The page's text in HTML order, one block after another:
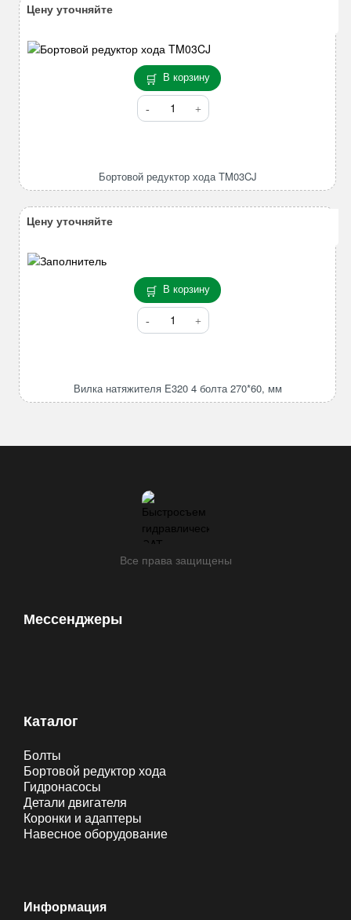
В корзину
Количество
товара
TM03CJ
Бортовой редуктор хода TM03CJ
Цену уточняйте
В корзину
Количество
товара
4
мм
Вилка натяжителя E320 4 болта 270*60, мм
Цену уточняйте
Все права защищены
Мессенджеры
Каталог
Болты
Бортовой редуктор хода
Гидронасосы
Детали двигателя
Коронки и адаптеры
Навесное оборудование
Информация